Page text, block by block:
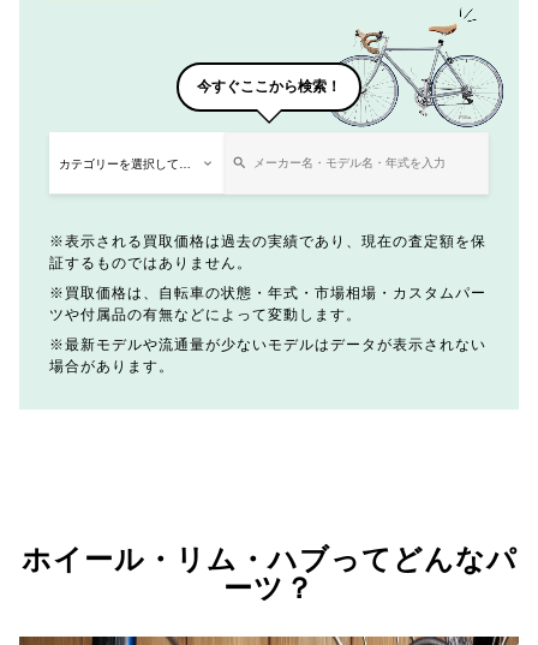
今すぐここから検索！
表示される買取価格は過去の実績であり、現在の査定額を保
証するものではありません。
買取価格は、自転車の状態・年式・市場相場・カスタムパー
ツや付属品の有無などによって変動します。
最新モデルや流通量が少ないモデルはデータが表示されない
場合があります。
ホイール・リム・ハブってどんなパ
ーツ？